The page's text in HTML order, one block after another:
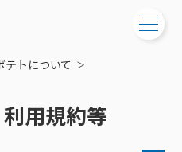
テトについて
用規約等